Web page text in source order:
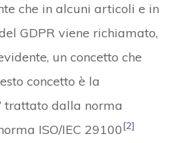
che in alcuni articoli e in
GDPR viene richiamato,
un concetto che
concetto è la
trattato dalla norma
ISO/IEC 29100[2]